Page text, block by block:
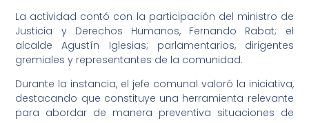
La actividad contó con la participación del ministro de
Justicia y Derechos Humanos, Fernando Rabat; el
alcalde Agustín Iglesias; parlamentarios, dirigentes
gremiales y representantes de la comunidad.
Durante la instancia, el jefe comunal valoró la iniciativa,
destacando que constituye una herramienta relevante
para abordar de manera preventiva situaciones de